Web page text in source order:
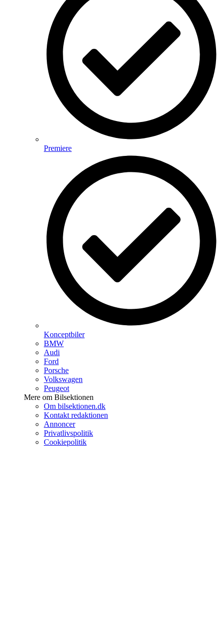
Premiere
Konceptbiler
BMW
Audi
Ford
Porsche
Volkswagen
Peugeot
Mere om Bilsektionen
Om bilsektionen.dk
Kontakt redaktionen
Annoncer
Privatlivspolitik
Cookiepolitik